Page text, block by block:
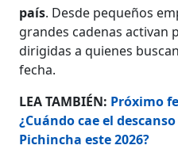
país. Desde pequeños
grandes cadenas activan
dirigidas a quienes
fecha.
LEA TAMBIÉN: Próximo
¿Cuándo cae el
Pichincha este 2026?